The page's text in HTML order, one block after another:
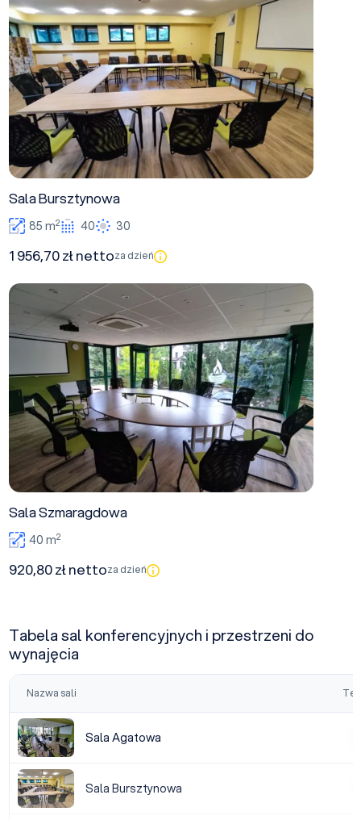
Sala Bursztynowa
85 m2 40 30
1 956,70 zł nettoza dzień
Sala Szmaragdowa
Sala Szmaragdowa
40 m2
920,80 zł nettoza dzień
Tabela sal konferencyjnych i przestrzeni do
wynajęcia
Nazwa sali
Sala Agatowa
Sala Agatowa
Sala Bursztynowa
Sala Bursztynowa